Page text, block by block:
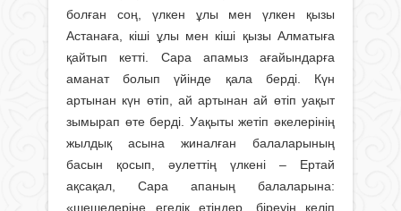
болған соң, үлкен ұлы мен үлкен қызы
Астанаға, кіші ұлы мен кіші қызы Алматыға
қайтып кетті. Сара апамыз ағайындарға
аманат болып үйінде қала берді. Күн
артынан күн өтіп, ай артынан ай өтіп уақыт
зымырап өте берді. Уақыты жетіп әкелерінің
жылдық асына жиналған балаларының
басын қосып, әулеттің үлкені – Ертай
ақсақал, Сара апаның балаларына:
«шешелеріңе егелік етіңдер, біреуің келіп